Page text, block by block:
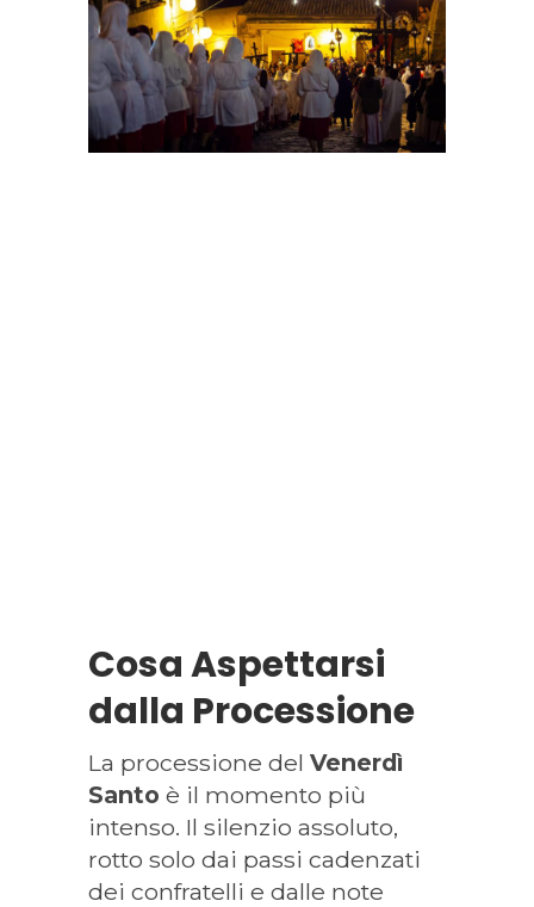
Cosa Aspettarsi
dalla Processione
La processione del Venerdì
Santo è il momento più
intenso. Il silenzio assoluto,
rotto solo dai passi cadenzati
dei confratelli e dalle note